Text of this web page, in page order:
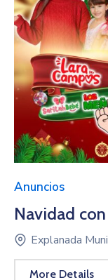
Anuncios
Navidad
Explanada
More Details